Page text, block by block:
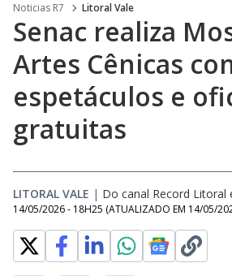
Noticias R7 Litoral Vale
Senac realiza
Artes Cênicas
espetáculos e
gratuitas
LITORAL VALE | Do canal Record Litoral
14/05/2026 - 18H25 (ATUALIZADO EM 14/05/